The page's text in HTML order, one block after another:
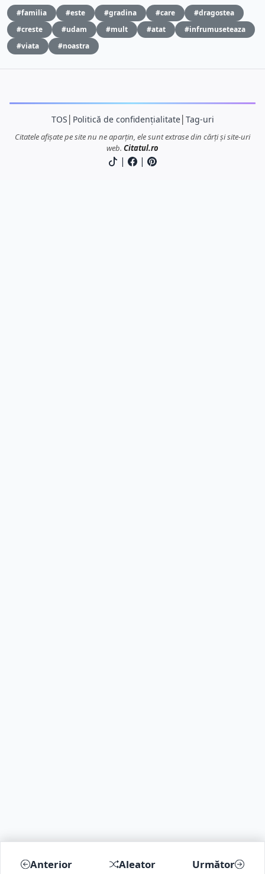
Anterior Aleator Următor
#familia #este #gradina #care
#dragostea
#creste
#udam #mult #atat
#infrumuseteaza
#viata
#noastra
TOS Politică de confidențialitate│ Tag-uri
Citatele afișate pe site nu ne aparțin, ele sunt extrase din cărți și site-uri
web. Citatul.ro
| |